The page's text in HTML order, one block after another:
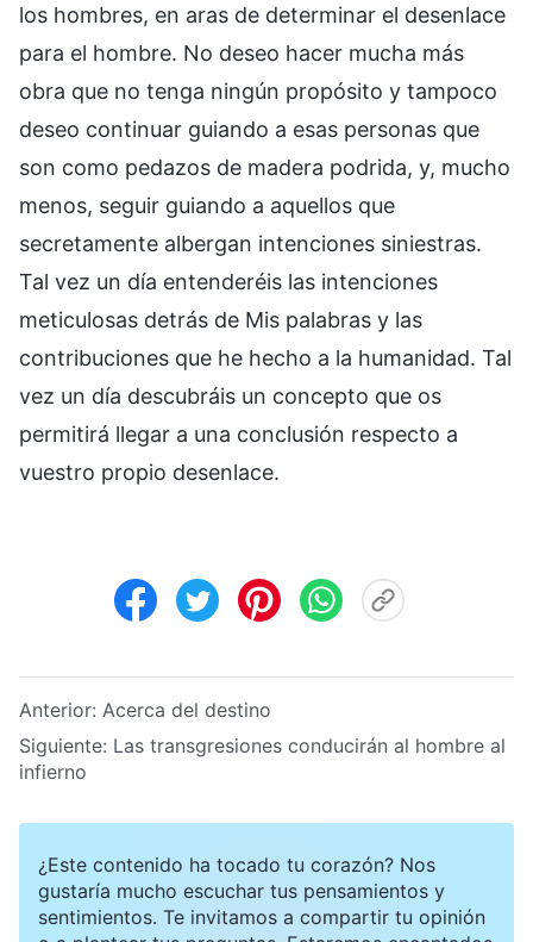
los hombres, en aras de determinar el desenlace
para el hombre. No deseo hacer mucha más
obra que no tenga ningún propósito y tampoco
deseo continuar guiando a esas personas que
son como pedazos de madera podrida, y, mucho
menos, seguir guiando a aquellos que
secretamente albergan intenciones siniestras.
Tal vez un día entenderéis las intenciones
meticulosas detrás de Mis palabras y las
contribuciones que he hecho a la humanidad. Tal
vez un día descubráis un concepto que os
permitirá llegar a una conclusión respecto a
vuestro propio desenlace.
Anterior: Acerca del destino
Siguiente: Las transgresiones conducirán al hombre al
infierno
¿Este contenido ha tocado tu corazón? Nos
gustaría mucho escuchar tus pensamientos y
sentimientos. Te invitamos a compartir tu opinión